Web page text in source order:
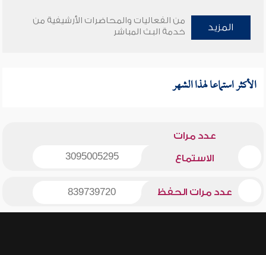
المزيد
من الفعاليات والمحاضرات الأرشيفية من
خدمة البث المباشر
الأكثر استماعا لهذا الشهر
عدد مرات
الاستماع 3095005295
عدد مرات الحفظ 839739720